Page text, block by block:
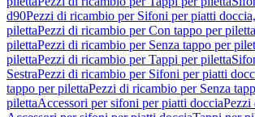
d90Pezzi di ricambio per Sifoni per piatti
pilettaPezzi di ricambio per Con tappo per piletta
pilettaPezzi di ricambio per Senza tappo per
pilettaPezzi di ricambio per Tappi per piletta
SestraPezzi di ricambio per Sifoni per piatti
tappo per pilettaPezzi di ricambio per Senza
pilettaAccessori per sifoni per piatti docciaPezzi